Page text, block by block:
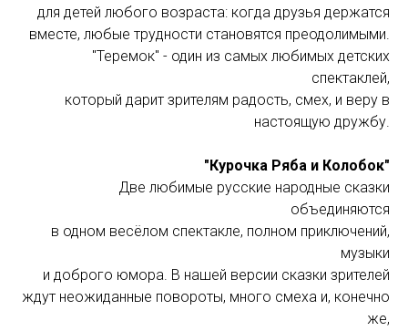
для детей любого возраста: когда друзья держатся
вместе, любые трудности становятся преодолимыми.
"Теремок" - один из самых любимых детских
спектаклей,
который дарит зрителям радость, смех, и веру в
настоящую дружбу.
"Курочка Ряба и Колобок"
Две любимые русские народные сказки
объединяются
в одном весёлом спектакле, полном приключений,
музыки
и доброго юмора. В нашей версии сказки зрителей
ждут неожиданные повороты, много смеха и, конечно
же,